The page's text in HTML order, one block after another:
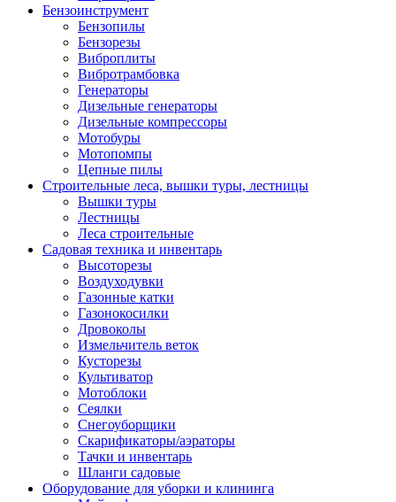
Бензоинструмент
Бензопилы
Бензорезы
Виброплиты
Вибротрамбовка
Генераторы
Дизельные генераторы
Дизельные компрессоры
Мотобуры
Мотопомпы
Цепные пилы
Строительные леса, вышки туры, лестницы
Вышки туры
Лестницы
Леса строительные
Садовая техника и инвентарь
Высоторезы
Воздуходувки
Газонные катки
Газонокосилки
Дровоколы
Измельчитель веток
Кусторезы
Культиватор
Мотоблоки
Сеялки
Снегоуборщики
Скарификаторы/аэраторы
Тачки и инвентарь
Шланги садовые
Оборудование для уборки и клининга